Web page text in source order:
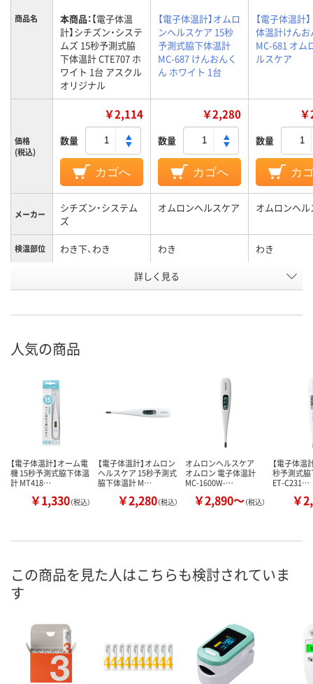
商品名 本商品：【電子体温
計】シチズン・システ
ムズ 15秒予測式脇
下体温計 CTE707 ホ
ワイト 1台 アスクル
オリジナル
【電子体温計】オムロ
ンヘルスケア 15秒
予測式脇下体温計
MC-687 けんおんく
ん ホワイト 1台
【電子体温計
体温計けんお
MC-681 オム
ルスケア
価格
(税込)
￥2,114
数量
カゴへ
￥2,280
数量
カゴへ
数量
カ
メーカー
シチズン・システム
ズ
オムロンヘルスケア オムロンヘ
検温部位 わき下、わき わき わき
65
詳しく見る
人気の商品
【電子体温計】オーム電
機 15秒予測式脇下体温
計 MT418…
￥1,330（税込）
【電子体温計】オムロン
ヘルスケア 15秒予測式
脇下体温計 M…
￥2,280（税込）
オムロンヘルスケア
オムロン 電子体温計
MC-1600W-…
￥2,890～（税込）
【電子体温
秒予測式
ET-C231…
￥
この商品を見た人はこちらも検討されていま
す